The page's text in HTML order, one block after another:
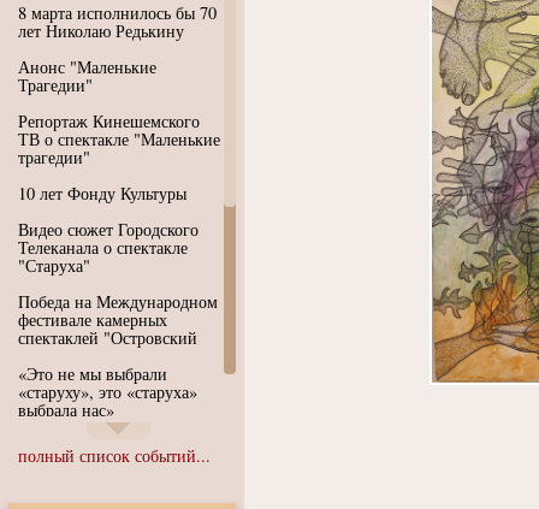
8 марта исполнилось бы 70
лет Николаю Редькину
Анонс "Маленькие
Трагедии"
Репортаж Кинешемского
ТВ о спектакле "Маленькие
трагедии"
10 лет Фонду Культуры
Видео сюжет Городского
Телеканала о спектакле
"Старуха"
Победа на Международном
фестивале камерных
спектаклей "Островский
«Это не мы выбрали
«старуху», это «старуха»
выбрала нас»
Иммерсивный спектакль
"Язык чистого полета
полный список событий...